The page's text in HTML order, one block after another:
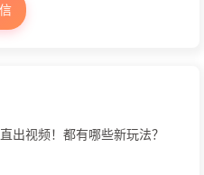
出视频！都有哪些新玩法？